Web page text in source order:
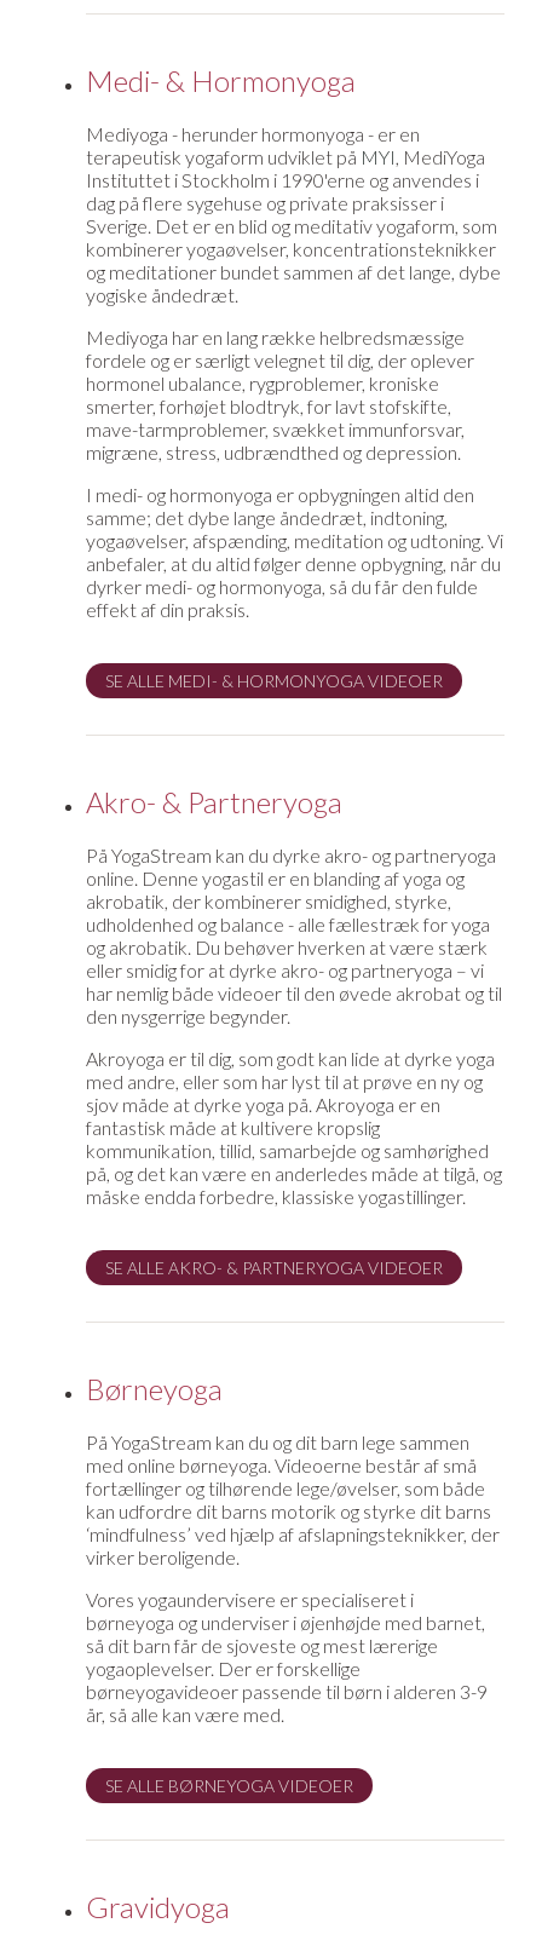
Medi- & Hormonyoga
Mediyoga - herunder hormonyoga - er en
terapeutisk yogaform udviklet på MYI, MediYoga
Instituttet i Stockholm i 1990'erne og anvendes i
dag på flere sygehuse og private praksisser i
Sverige. Det er en blid og meditativ yogaform, som
kombinerer yogaøvelser, koncentrationsteknikker
og meditationer bundet sammen af det lange, dybe
yogiske åndedræt.
Mediyoga har en lang række helbredsmæssige
fordele og er særligt velegnet til dig, der oplever
hormonel ubalance, rygproblemer, kroniske
smerter, forhøjet blodtryk, for lavt stofskifte,
mave-tarmproblemer, svækket immunforsvar,
migræne, stress, udbrændthed og depression.
I medi- og hormonyoga er opbygningen altid den
samme; det dybe lange åndedræt, indtoning,
yogaøvelser, afspænding, meditation og udtoning. Vi
anbefaler, at du altid følger denne opbygning, når du
dyrker medi- og hormonyoga, så du får den fulde
effekt af din praksis.
SE ALLE MEDI- & HORMONYOGA VIDEOER
Akro- & Partneryoga
På YogaStream kan du dyrke akro- og partneryoga
online. Denne yogastil er en blanding af yoga og
akrobatik, der kombinerer smidighed, styrke,
udholdenhed og balance - alle fællestræk for yoga
og akrobatik. Du behøver hverken at være stærk
eller smidig for at dyrke akro- og partneryoga – vi
har nemlig både videoer til den øvede akrobat og til
den nysgerrige begynder.
Akroyoga er til dig, som godt kan lide at dyrke yoga
med andre, eller som har lyst til at prøve en ny og
sjov måde at dyrke yoga på. Akroyoga er en
fantastisk måde at kultivere kropslig
kommunikation, tillid, samarbejde og samhørighed
på, og det kan være en anderledes måde at tilgå, og
måske endda forbedre, klassiske yogastillinger.
SE ALLE AKRO- & PARTNERYOGA VIDEOER
Børneyoga
På YogaStream kan du og dit barn lege sammen
med online børneyoga. Videoerne består af små
fortællinger og tilhørende lege/øvelser, som både
kan udfordre dit barns motorik og styrke dit barns
‘mindfulness’ ved hjælp af afslapningsteknikker, der
virker beroligende.
Vores yogaundervisere er specialiseret i
børneyoga og underviser i øjenhøjde med barnet,
så dit barn får de sjoveste og mest lærerige
yogaoplevelser. Der er forskellige
børneyogavideoer passende til børn i alderen 3-9
år, så alle kan være med.
SE ALLE BØRNEYOGA VIDEOER
Gravidyoga